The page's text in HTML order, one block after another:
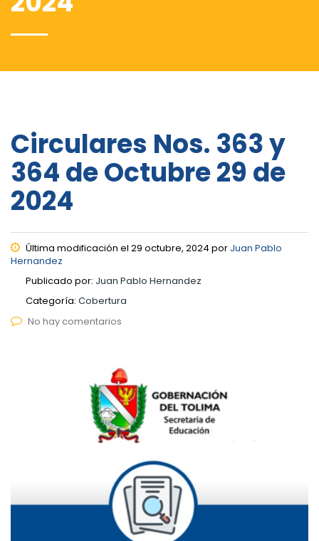
Circulares Nos. 363 y
364 de Octubre 29 de
2024
Última modificación el 29 octubre, 2024 por Juan Pablo
Hernandez
Publicado por: Juan Pablo Hernandez
Categoría: Cobertura
No hay comentarios